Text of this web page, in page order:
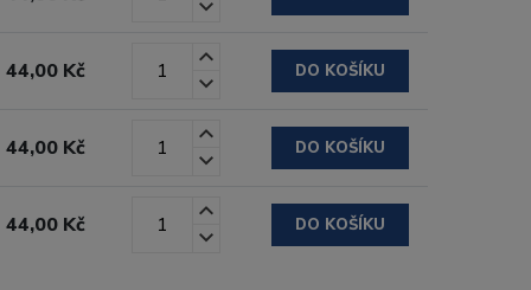
44,00 Kč DO KOŠÍKU
44,00 Kč DO KOŠÍKU
44,00 Kč DO KOŠÍKU